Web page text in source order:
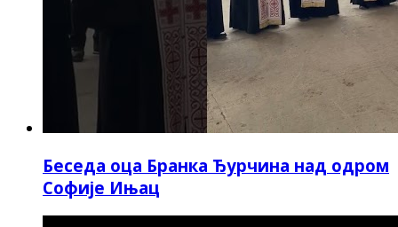
Беседа оца Бранка Ђурчина над одром
Софије Ињац